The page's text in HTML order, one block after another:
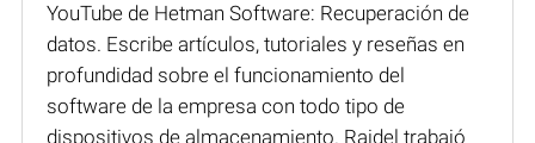
YouTube de Hetman Software: Recuperación de
datos. Escribe artículos, tutoriales y reseñas en
profundidad sobre el funcionamiento del
software de la empresa con todo tipo de
dispositivos de almacenamiento. Raidel trabajó